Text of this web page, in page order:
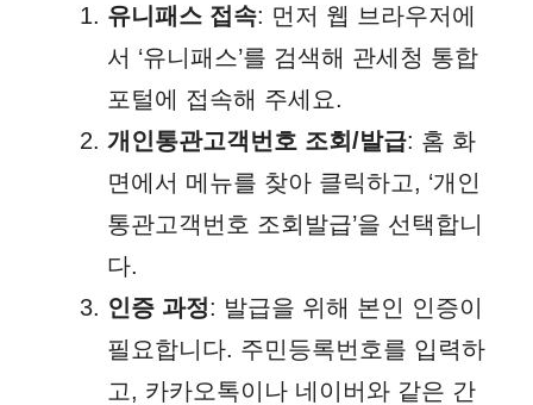
유니패스 접속: 먼저 웹 브라우저에
서 ‘유니패스’를 검색해 관세청 통합
포털에 접속해 주세요.
개인통관고객번호 조회/발급: 홈 화
면에서 메뉴를 찾아 클릭하고, ‘개인
통관고객번호 조회발급’을 선택합니
다.
인증 과정: 발급을 위해 본인 인증이
필요합니다. 주민등록번호를 입력하
고, 카카오톡이나 네이버와 같은 간